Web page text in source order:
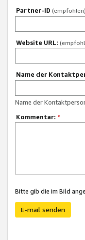
Partner-ID (empfohlen)
Website URL:
Name der
Name der
Kommentar: *
Bitte gib die im Bild
E-mail senden